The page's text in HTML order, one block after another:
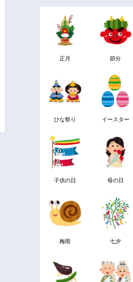
正月 節分
ひな祭り イースター
子供の日 母の日
梅雨 七夕